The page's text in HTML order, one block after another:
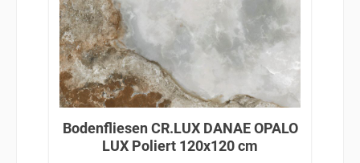
Bodenfliesen CR.LUX DANAE OPALO
LUX Poliert 120x120 cm